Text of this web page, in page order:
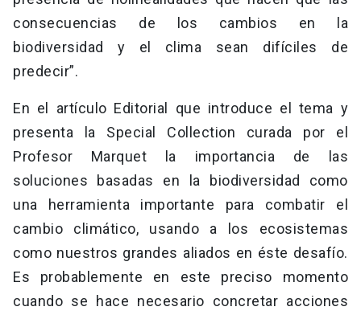
consecuencias de los cambios en la
biodiversidad y el clima sean difíciles de
predecir”.
En el artículo Editorial que introduce el tema y
presenta la Special Collection curada por el
Profesor Marquet la importancia de las
soluciones basadas en la biodiversidad como
una herramienta importante para combatir el
cambio climático, usando a los ecosistemas
como nuestros grandes aliados en éste desafío.
Es probablemente en este preciso momento
cuando se hace necesario concretar acciones